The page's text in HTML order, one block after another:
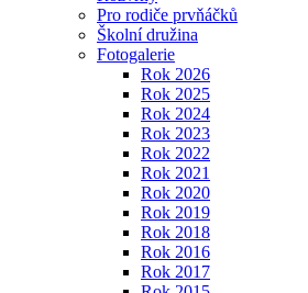
Pro rodiče prvňáčků
Školní družina
Fotogalerie
Rok 2026
Rok 2025
Rok 2024
Rok 2023
Rok 2022
Rok 2021
Rok 2020
Rok 2019
Rok 2018
Rok 2016
Rok 2017